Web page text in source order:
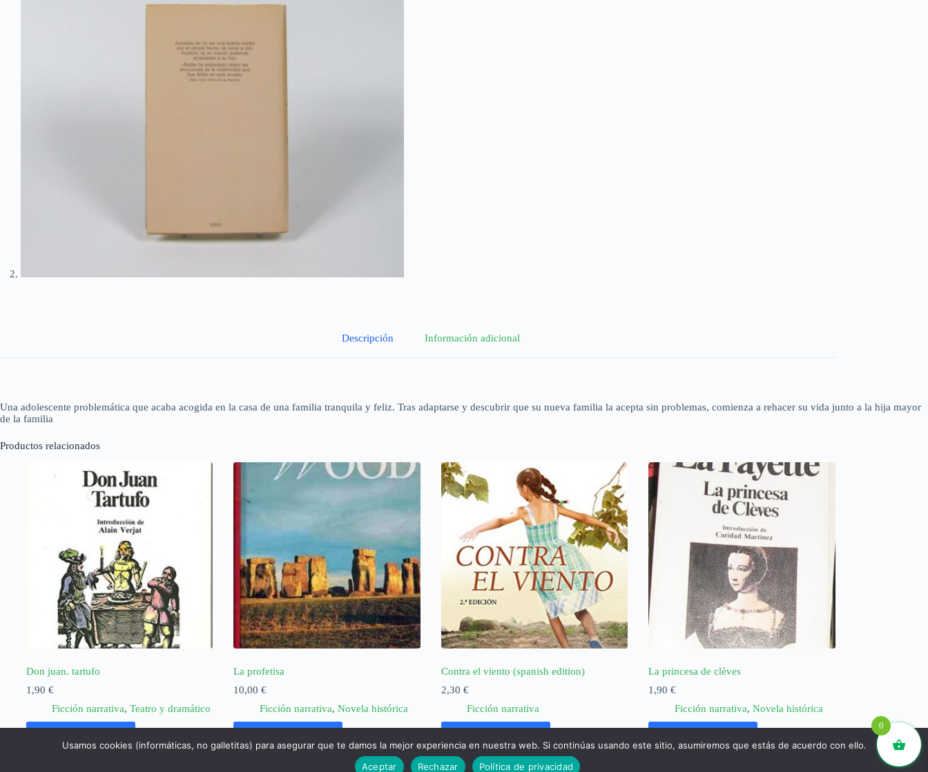
Descripción Información adicional
Una adolescente problemática que acaba acogida en la casa de una familia tranquila y feliz. Tras adaptarse y descubrir que su nueva familia la acepta sin problemas, comienza a rehacer su vida junto a la hija mayor
de la familia
Productos relacionados
Don juan. tartufo
1,90 €
Ficción narrativa, Teatro y dramático
La profetisa
10,00€
Ficción narrativa, Novela histórica
Contra el viento (spanish edition)
2,30 €
Ficción narrativa
La princesa de clèves
1,90€
Ficción narrativa, Novela histórica
0
Usamos cookies (informáticas, no galletitas) para asegurar que te damos la mejor experiencia en nuestra web. Si continúas usando este sitio, asumiremos que estás de acuerdo con ello.
Aceptar
Rechazar Política de privacidad